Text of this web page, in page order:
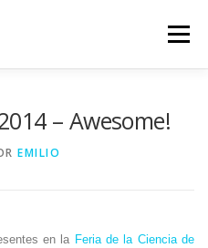
Menú
– Awesome!
EMILIO
en la Feria de la Ciencia de